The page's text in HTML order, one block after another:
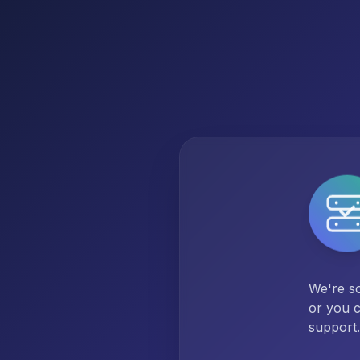
We're
or you
support.